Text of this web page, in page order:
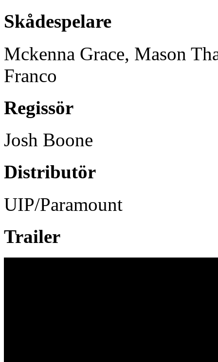
Skådespelare
Mckenna Grace, Mason
Franco
Regissör
Josh Boone
Distributör
UIP/Paramount
Trailer